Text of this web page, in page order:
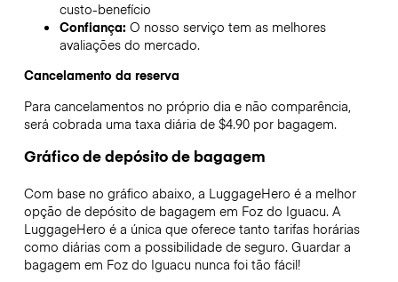
custo-benefício
Confiança: O nosso serviço tem as melhores
avaliações do mercado.
Cancelamento da reserva
Para cancelamentos no próprio dia e não comparência,
será cobrada uma taxa diária de $4.90 por bagagem.
Gráfico de depósito de bagagem
Com base no gráfico abaixo, a LuggageHero é a melhor
opção de depósito de bagagem em Foz do Iguacu. A
LuggageHero é a única que oferece tanto tarifas horárias
como diárias com a possibilidade de seguro. Guardar a
bagagem em Foz do Iguacu nunca foi tão fácil!